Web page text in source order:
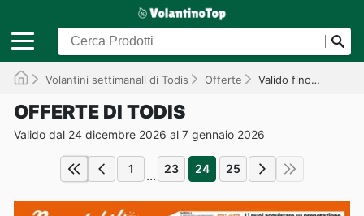
Volantini settimanali di Todis Offerte Valido fino al 07/01/2026
OFFERTE DI TODIS
Valido dal 24 dicembre 2026 al 7 gennaio 2026
1 ... 23 24 25